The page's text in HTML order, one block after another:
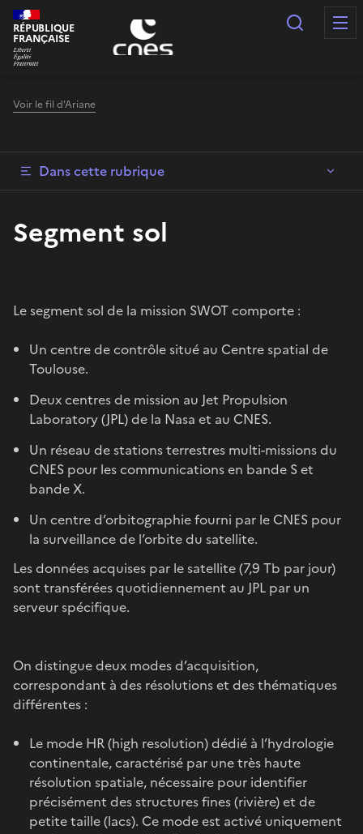
Panneau de gestion des cookies
RÉPUBLIQUE
FRANÇAISE
Voir le fil d'Ariane
Dans cette rubrique
Segment sol
Le segment sol de la mission SWOT comporte :
Un centre de contrôle situé au Centre spatial de
Toulouse.
Deux centres de mission au Jet Propulsion
Laboratory (JPL) de la Nasa et au CNES.
Un réseau de stations terrestres multi-missions du
CNES pour les communications en bande S et
bande X.
Un centre d’orbitographie fourni par le CNES pour
la surveillance de l’orbite du satellite.
Les données acquises par le satellite (7,9 Tb par jour)
sont transférées quotidiennement au JPL par un
serveur spécifique.
On distingue deux modes d’acquisition,
correspondant à des résolutions et des thématiques
différentes :
Le mode HR (high resolution) dédié à l’hydrologie
continentale, caractérisé par une très haute
résolution spatiale, nécessaire pour identifier
précisément des structures fines (rivière) et de
petite taille (lacs). Ce mode est activé uniquement